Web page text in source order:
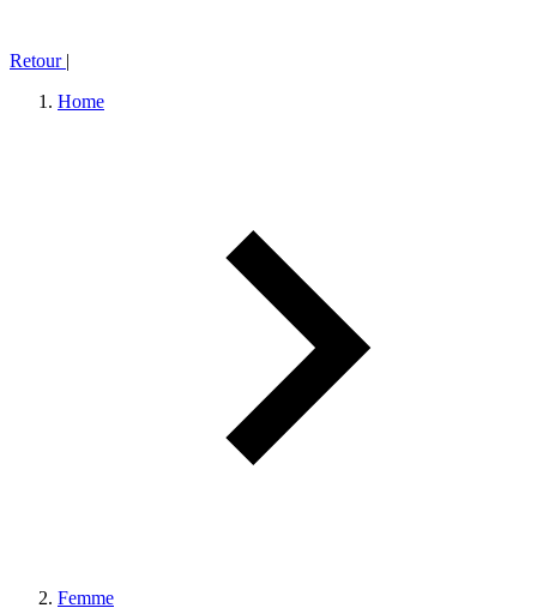
Retour |
Home
Femme